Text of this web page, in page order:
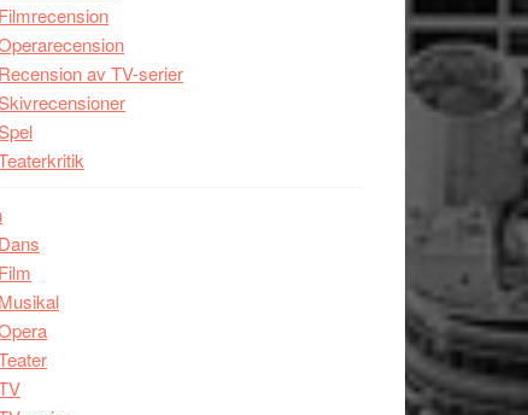
Filmrecension
Recension av TV-serier
Dans
Film
Musikal